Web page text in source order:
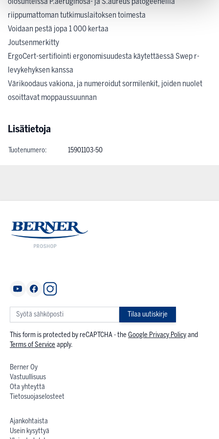
riippumattoman tutkimuslaitoksen toimesta
Voidaan pestä jopa 1 000 kertaa
Joutsenmerkitty
ErgoCert-sertifiointi ergonomisuudesta käytettäessä Swep r-
levykehyksen kanssa
Värikoodaus vakiona, ja numeroidut sormilenkit, joiden nuolet
osoittavat moppaussuunnan
Lisätietoja
Tuotenumero: 15901103-50
Tilaa uutiskirje
This form is protected by reCAPTCHA - the Google Privacy Policyand
Terms of Service apply.
Berner Oy
Vastuullisuus
Ota yhteyttä
Tietosuojaselosteet
Ajankohtaista
Usein kysyttyä